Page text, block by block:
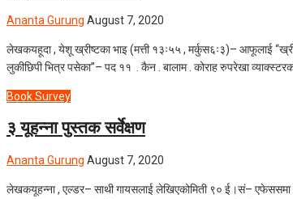
Ananta Gurung August 7, 2020
लेखकयहूदा , येशू ख्रीष्टका भाइ (मत्ती १३ः५५ , मर्कुस६ः३)– आफूलाई
लुकीछिपी भित्र पसेका”– पद ११ . कैन . बालाम . कोराह रुपरेखा
Book Survey
३ यूहन्ना पुस्तक सर्वेक्षण
Ananta Gurung August 7, 2020
लेखकयूहन्ना , एल्डर– साथी गायसलाई लेखिएकोमिती ९० ई।सं– एफेससमा